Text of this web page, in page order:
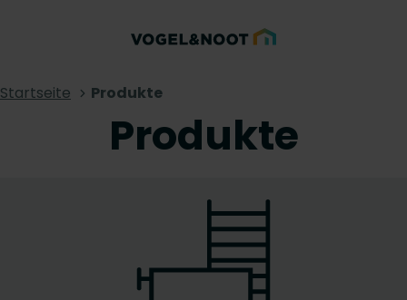
Startseite Produkte
Produkte